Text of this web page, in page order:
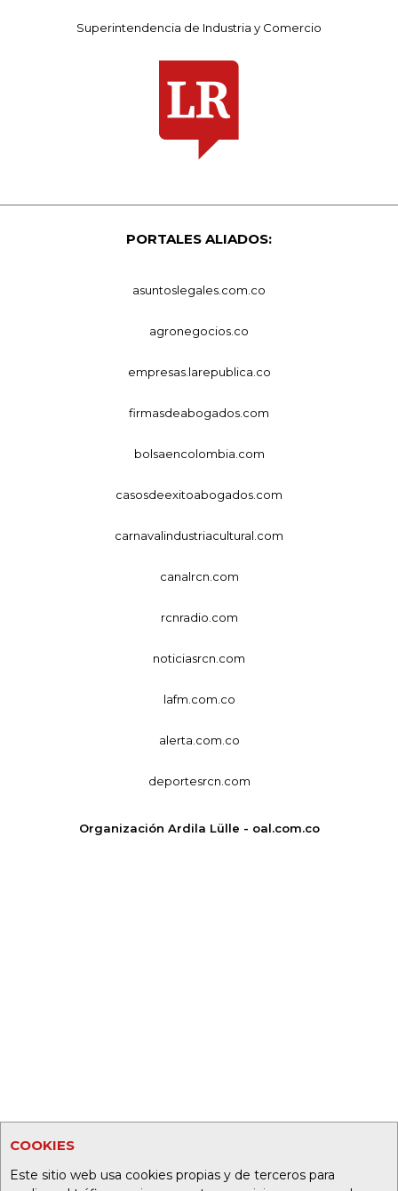
COOKIES
Este sitio web usa cookies propias y de terceros para
Superintendencia de Industria y Comercio
PORTALES ALIADOS:
asuntoslegales.com.co
agronegocios.co
empresas.larepublica.co
firmasdeabogados.com
bolsaencolombia.com
casosdeexitoabogados.com
carnavalindustriacultural.com
canalrcn.com
rcnradio.com
noticiasrcn.com
lafm.com.co
alerta.com.co
deportesrcn.com
Organización Ardila Lülle - oal.com.co